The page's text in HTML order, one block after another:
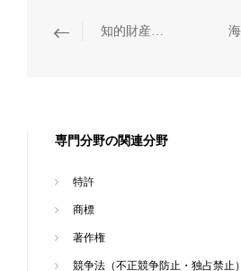
知的財産権の税関保護
専門分野の関連分野
特許
商標
著作権
競争法（不正競争防止・独占禁止）